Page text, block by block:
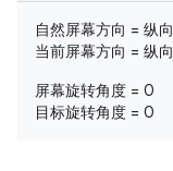
自然屏幕方向 = 纵向
当前屏幕方向 = 纵向
屏幕旋转角度 = 0
目标旋转角度 = 0